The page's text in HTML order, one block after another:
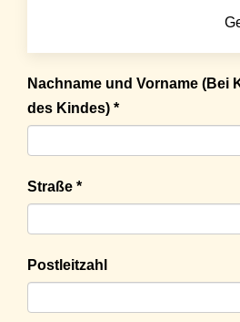
Nachname und Vorname (Bei
des Kindes) *
Straße *
Postleitzahl